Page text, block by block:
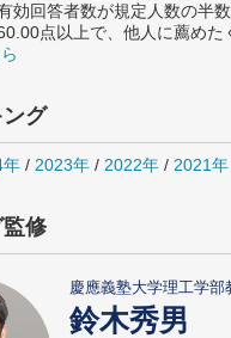
効回答者数が規定人数の半
点以上で、他人に薦めた
グ
年 / 2023年 / 2022年 / 2021年
修
慶應義塾大学理工学部
鈴木秀男